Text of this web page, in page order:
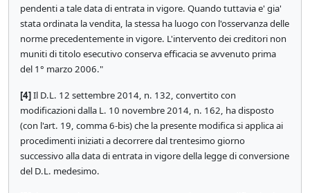
pendenti a tale data di entrata in vigore. Quando tuttavia e' gia'
stata ordinata la vendita, la stessa ha luogo con l'osservanza delle
norme precedentemente in vigore. L'intervento dei creditori non
muniti di titolo esecutivo conserva efficacia se avvenuto prima
del 1° marzo 2006."
[4]Il D.L. 12 settembre 2014, n. 132, convertito con
modificazioni dalla L. 10 novembre 2014, n. 162, ha disposto
(con l'art. 19, comma 6-bis) che la presente modifica si applica ai
procedimenti iniziati a decorrere dal trentesimo giorno
successivo alla data di entrata in vigore della legge di conversione
del D.L. medesimo.